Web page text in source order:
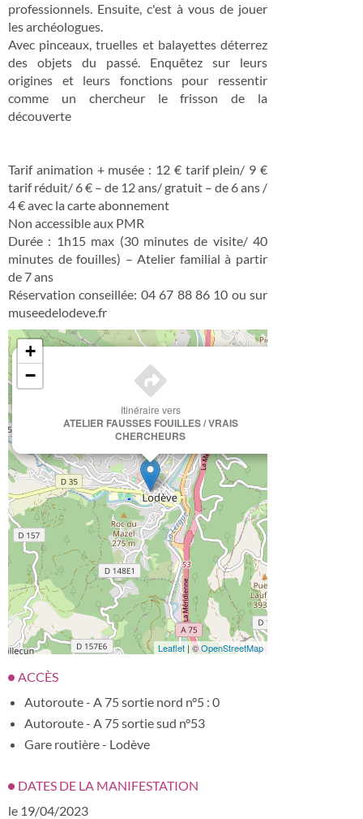
professionnels. Ensuite, c'est à vous de jouer
les archéologues.
Avec pinceaux, truelles et balayettes déterrez
des objets du passé. Enquêtez sur leurs
origines et leurs fonctions pour ressentir
comme un chercheur le frisson de la
découverte
Tarif animation + musée : 12 € tarif plein/ 9 €
tarif réduit/ 6 € – de 12 ans/ gratuit – de 6 ans /
4 € avec la carte abonnement
Non accessible aux PMR
Durée : 1h15 max (30 minutes de visite/ 40
minutes de fouilles) – Atelier familial à partir
de 7 ans
Réservation conseillée: 04 67 88 86 10 ou sur
museedelodeve.fr
Itinéraire vers
ATELIER FAUSSES FOUILLES / VRAIS
CHERCHEURS
+
−
Leaflet | ©OpenStreetMap
ACCÈS
Autoroute - A 75 sortie nord n°5 : 0
Autoroute - A 75 sortie sud n°53
Gare routière - Lodève
DATES DE LA MANIFESTATION
le 19/04/2023